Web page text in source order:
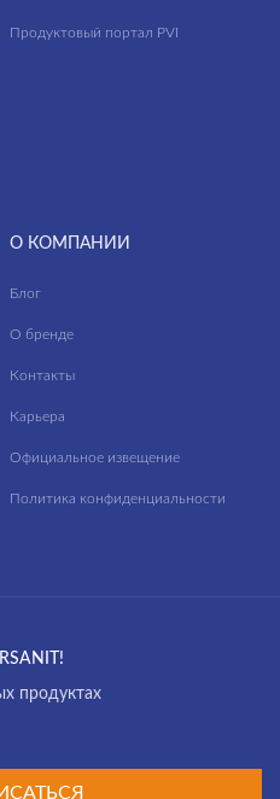
Продуктовый портал PVI
О КОМПАНИИ
Блог
О бренде
Контакты
Карьера
Официальное извещение
Политика конфиденциальности
продуктах